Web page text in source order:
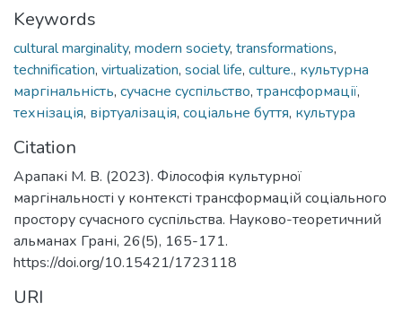
Keywords
cultural marginality, modern society, transformations,
technification, virtualization, social life, culture., культурна
маргінальність, сучасне суспільство, трансформації,
технізація, віртуалізація, соціальне буття, культура
Citation
Арапакі М. В. (2023). Філософія культурної
маргінальності у контексті трансформацій соціального
простору сучасного суспільства. Науково-теоретичний
альманах Грані, 26(5), 165-171.
https://doi.org/10.15421/1723118
URI